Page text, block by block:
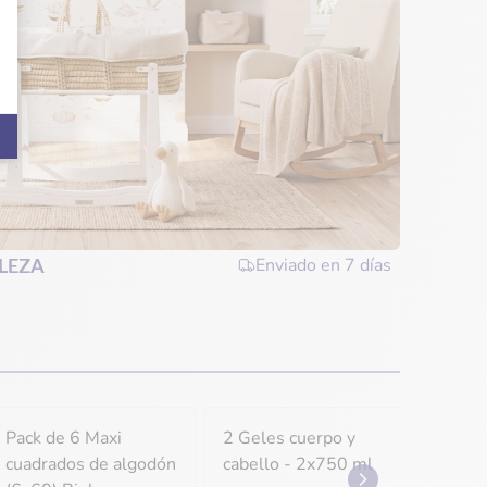
Enviado en 7 días
Pack de 6 Maxi
cuadrados de algodón
2 Geles cuerpo y
cabello - 2x750 ml